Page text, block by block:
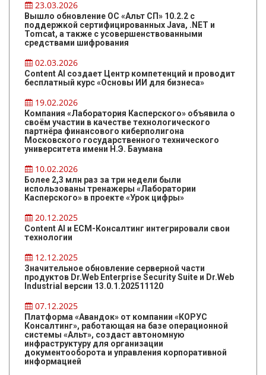
23.03.2026
Вышло обновление ОС «Альт СП» 10.2.2 с
поддержкой сертифицированных Java, .NET и
Tomcat, а также с усовершенствованными
средствами шифрования
02.03.2026
Content AI создает Центр компетенций и проводит
бесплатный курс «Основы ИИ для бизнеса»
19.02.2026
Компания «Лаборатория Касперского» объявила о
своём участии в качестве технологического
партнёра финансового киберполигона
Московского государственного технического
университета имени Н.Э. Баумана
10.02.2026
Более 2,3 млн раз за три недели были
использованы тренажеры «Лаборатории
Касперского» в проекте «Урок цифры»
20.12.2025
Content AI и ЕСМ-Консалтинг интегрировали свои
технологии
12.12.2025
Значительное обновление серверной части
продуктов Dr.Web Enterprise Security Suite и Dr.Web
Industrial версии 13.0.1.202511120
07.12.2025
Платформа «Авандок» от компании «КОРУС
Консалтинг», работающая на базе операционной
системы «Альт», создаст автономную
инфраструктуру для организации
документооборота и управления корпоративной
информацией